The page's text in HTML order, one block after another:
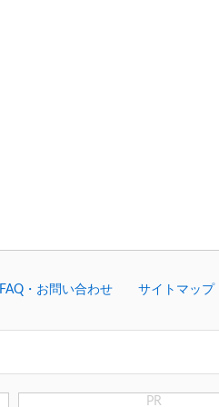
FAQ・お問い合わせ サイトマップ
PR